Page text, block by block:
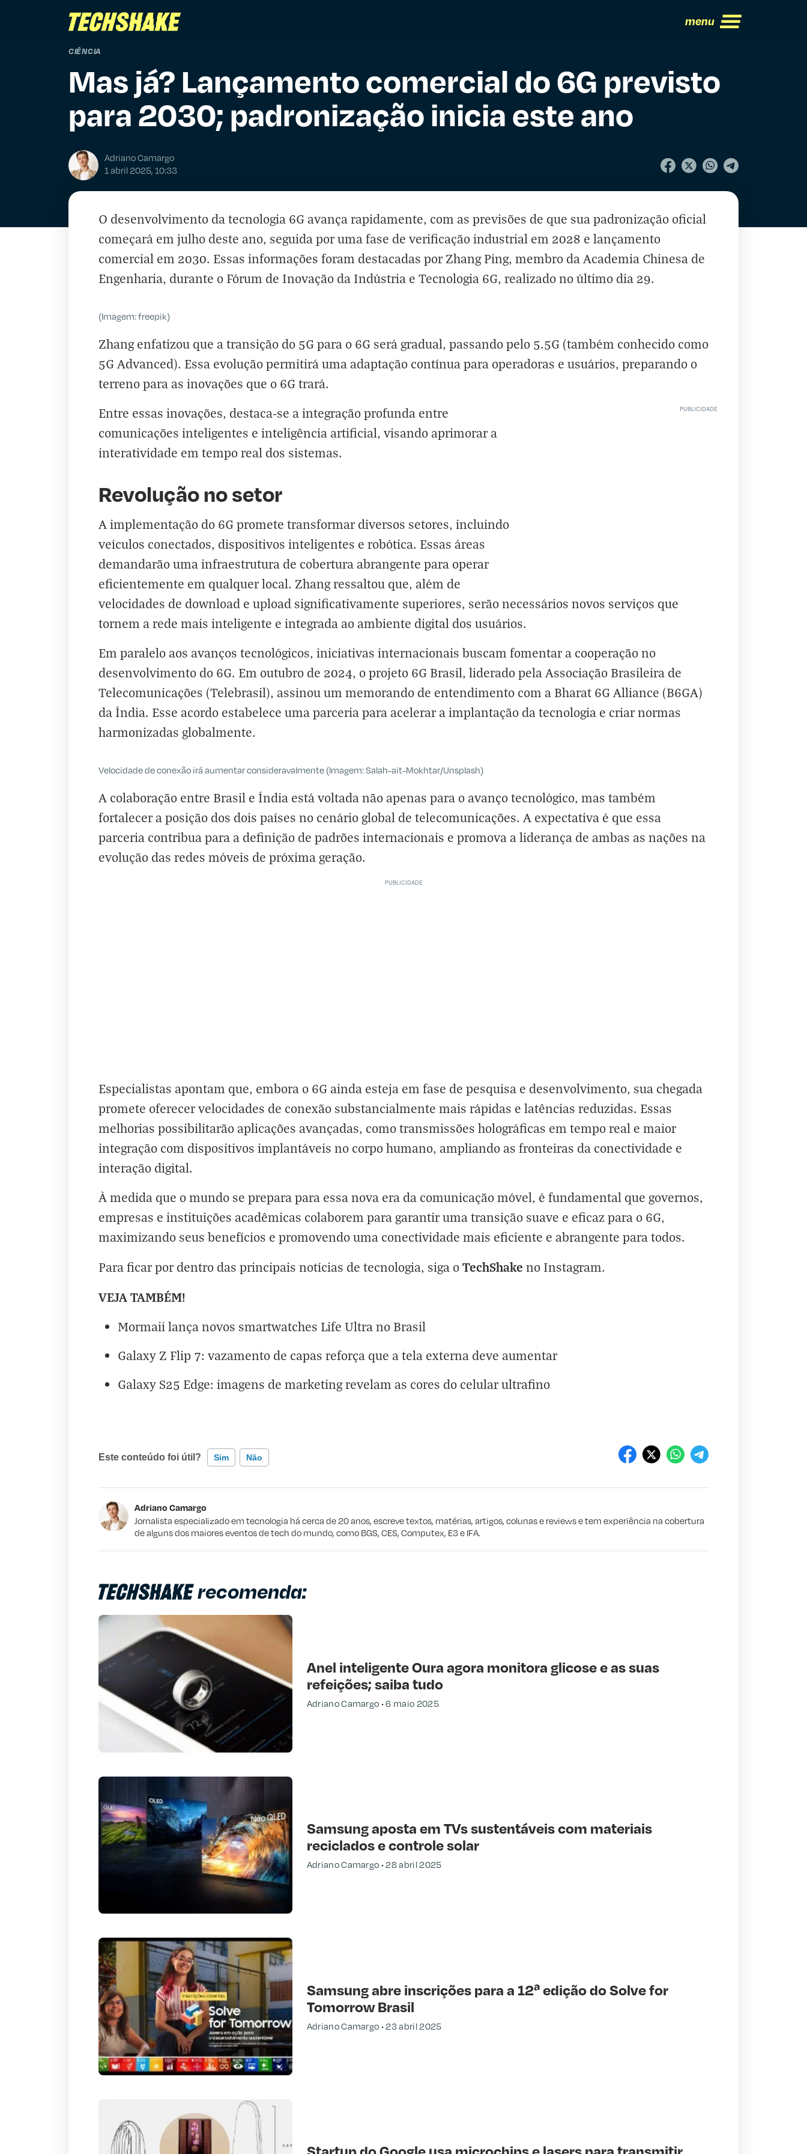
menu
CIÊNCIA
Mas já? Lançamento comercial do 6G previsto
para 2030; padronização inicia este ano
Adriano Camargo
1 abril 2025, 10:33
O desenvolvimento da tecnologia 6G avança rapidamente, com as previsões de que sua padronização oficial
começará em julho deste ano, seguida por uma fase de verificação industrial em 2028 e lançamento
comercial em 2030. Essas informações foram destacadas por Zhang Ping, membro da Academia Chinesa de
Engenharia, durante o Fórum de Inovação da Indústria e Tecnologia 6G, realizado no último dia 29.
(Imagem: freepik)
Zhang enfatizou que a transição do 5G para o 6G será gradual, passando pelo 5.5G (também conhecido como
5G Advanced). Essa evolução permitirá uma adaptação contínua para operadoras e usuários, preparando o
terreno para as inovações que o 6G trará.
Entre essas inovações, destaca-se a integração profunda entre
comunicações inteligentes e inteligência artificial, visando aprimorar a
interatividade em tempo real dos sistemas.
Revolução no setor
A implementação do 6G promete transformar diversos setores, incluindo
veículos conectados, dispositivos inteligentes e robótica. Essas áreas
demandarão uma infraestrutura de cobertura abrangente para operar
eficientemente em qualquer local. Zhang ressaltou que, além de
velocidades de download e upload significativamente superiores, serão necessários novos serviços que
tornem a rede mais inteligente e integrada ao ambiente digital dos usuários.
Em paralelo aos avanços tecnológicos, iniciativas internacionais buscam fomentar a cooperação no
desenvolvimento do 6G. Em outubro de 2024, o projeto 6G Brasil, liderado pela Associação Brasileira de
Telecomunicações (Telebrasil), assinou um memorando de entendimento com a Bharat 6G Alliance (B6GA)
da Índia. Esse acordo estabelece uma parceria para acelerar a implantação da tecnologia e criar normas
harmonizadas globalmente.
Velocidade de conexão irá aumentar consideravalmente (Imagem: Salah-ait-Mokhtar/Unsplash)
A colaboração entre Brasil e Índia está voltada não apenas para o avanço tecnológico, mas também
fortalecer a posição dos dois países no cenário global de telecomunicações. A expectativa é que essa
parceria contribua para a definição de padrões internacionais e promova a liderança de ambas as nações na
evolução das redes móveis de próxima geração.
Especialistas apontam que, embora o 6G ainda esteja em fase de pesquisa e desenvolvimento, sua chegada
promete oferecer velocidades de conexão substancialmente mais rápidas e latências reduzidas. Essas
melhorias possibilitarão aplicações avançadas, como transmissões holográficas em tempo real e maior
integração com dispositivos implantáveis no corpo humano, ampliando as fronteiras da conectividade e
interação digital.
À medida que o mundo se prepara para essa nova era da comunicação móvel, é fundamental que governos,
empresas e instituições acadêmicas colaborem para garantir uma transição suave e eficaz para o 6G,
maximizando seus benefícios e promovendo uma conectividade mais eficiente e abrangente para todos.
Para ficar por dentro das principais notícias de tecnologia, siga oTechShake no Instagram.
VEJA TAMBÉM!
Mormaii lança novos smartwatches Life Ultra no Brasil
Galaxy Z Flip 7: vazamento de capas reforça que a tela externa deve aumentar
Galaxy S25 Edge: imagens de marketing revelam as cores do celular ultrafino
Este conteúdo foi útil? Sim Não
Este conteúdo não tem a informação que procuro
Adriano Camargo
Jornalista especializado em tecnologia há cerca de 20 anos, escreve textos, matérias, artigos, colunas e reviews e tem experiência na cobertura
de alguns dos maiores eventos de tech do mundo, como BGS, CES, Computex, E3 e IFA.
recomenda:
Anel inteligente Oura agora monitora glicose e as suas
refeições; saiba tudo
Adriano Camargo 6 maio 2025
Samsung aposta em TVs sustentáveis com materiais
reciclados e controle solar
Adriano Camargo 28 abril 2025
Samsung abre inscrições para a 12ª edição do Solve for
Tomorrow Brasil
Adriano Camargo 23 abril 2025